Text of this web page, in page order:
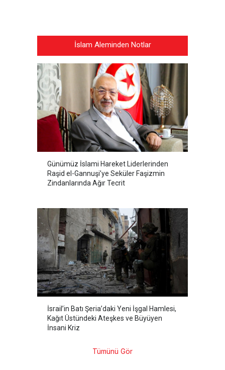
İslam Aleminden Notlar
Günümüz İslami Hareket Liderlerinden
Raşid el-Gannuşi’ye Seküler Faşizmin
Zindanlarında Ağır Tecrit
İsrail’in Batı Şeria’daki Yeni İşgal Hamlesi,
Kağıt Üstündeki Ateşkes ve Büyüyen
İnsani Kriz
Tümünü Gör